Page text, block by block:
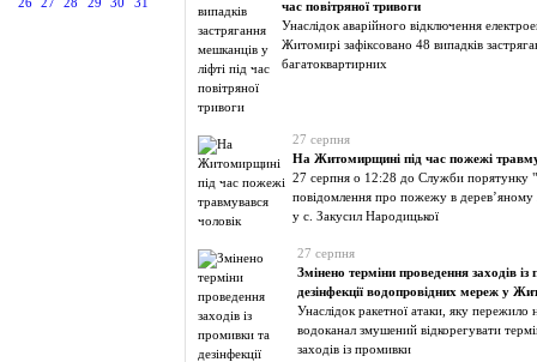
час повітряної тривоги
Унаслідок аварійного відключення
Житомирі зафіксовано 48 випадків
багатоквартирних
27 серпня
На Житомирщині під час пожежі
27 серпня о 12:28 до Служби порятунку
повідомлення про пожежу в
у с. Закусил Народицької
27 серпня
Змінено терміни проведення заходів
дезінфекції водопровідних мереж у
Унаслідок ракетної атаки, яку пережило
водоканал змушений відкорегувати
заходів із промивки